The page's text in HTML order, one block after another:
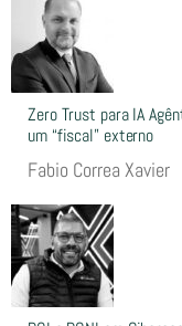
Zero Trust para IA
um “fiscal” externo
Fabio Correa Xavier